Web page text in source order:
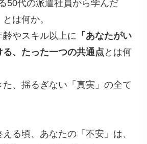
50代の派遣社員から学んだ
とは何か。
やスキル以上に 「あなたがい
、たった一つの共通点 とは何
、揺るぎない「真実」の全て
る頃、あなたの「不安」は、